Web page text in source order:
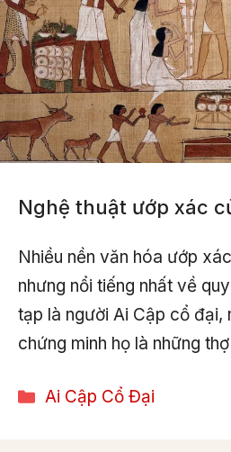
Nghệ thuật ướp xác
Nhiều nền văn hóa ướp
nhưng nổi tiếng nhất về
tạp là người Ai Cập cổ đại,
chứng minh họ là những
Categories
Ai Cập Cổ Đại